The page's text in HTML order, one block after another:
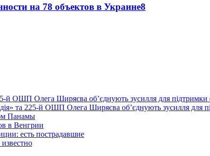
на 78 объектов в Украине8
та 225-й ОШП Олега Ширяєва об’єднують зусилля для
Панамы
в Венгрии
есть пострадавшие